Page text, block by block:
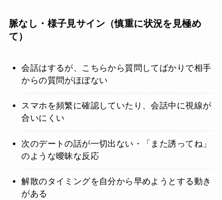
脈なし・様子見サイン（慎重に状況を見極め
て）
会話はするが、こちらから質問してばかりで相手
からの質問がほぼない
スマホを頻繁に確認していたり、会話中に視線が
合いにくい
次のデートの話が一切出ない・「また誘ってね」
のような曖昧な反応
解散のタイミングを自分から早めようとする動き
がある